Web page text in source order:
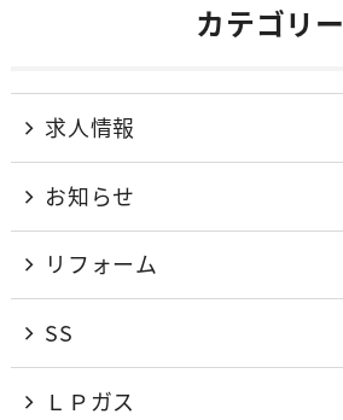
カテゴリー
求人情報
お知らせ
リフォーム
SS
ＬＰガス